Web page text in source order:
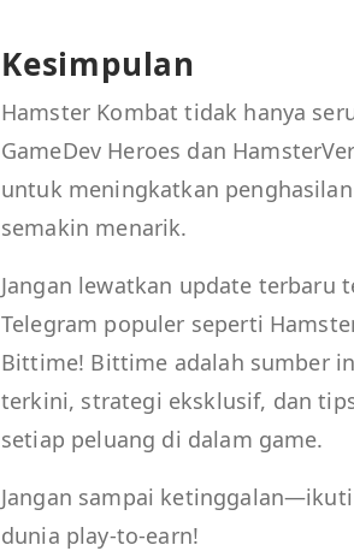
Kesimpulan
Hamster Kombat tidak hanya
GameDev Heroes dan
untuk meningkatkan
semakin menarik.
Jangan lewatkan update terbaru
Telegram populer seperti
Bittime! Bittime adalah sumber
terkini, strategi eksklusif, dan
setiap peluang di dalam game.
Jangan sampai
dunia play-to-earn!